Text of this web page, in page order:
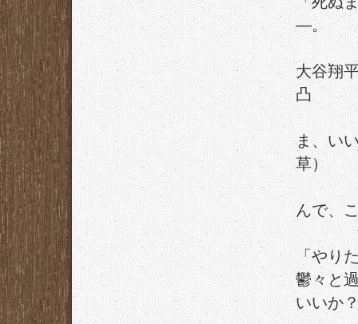
―。
大谷翔
凸
ま、い
草）
んで、
「やり
鬱々と
いいか